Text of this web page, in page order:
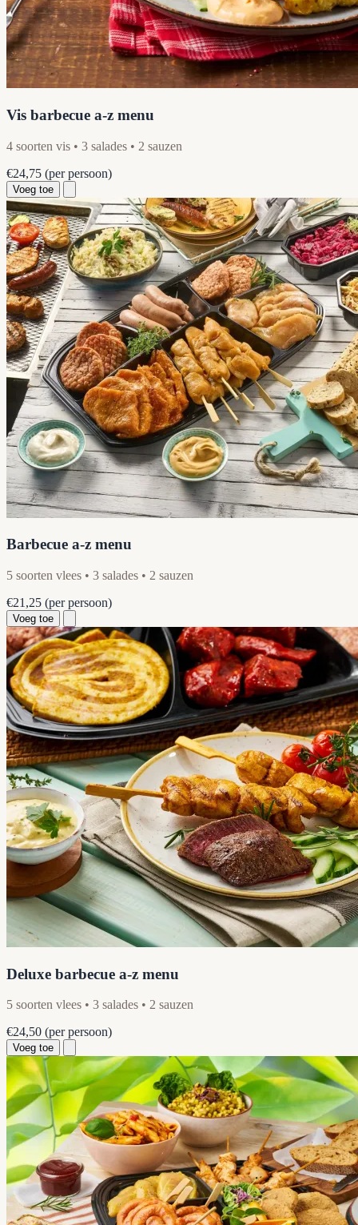
Vis barbecue a-z menu
4 soorten vis • 3 salades • 2 sauzen
€24,75 (per persoon)
Voeg toe
Barbecue a-z menu
5 soorten vlees • 3 salades • 2 sauzen
€21,25 (per persoon)
Voeg toe
Deluxe barbecue a-z menu
5 soorten vlees • 3 salades • 2 sauzen
€24,50 (per persoon)
Voeg toe